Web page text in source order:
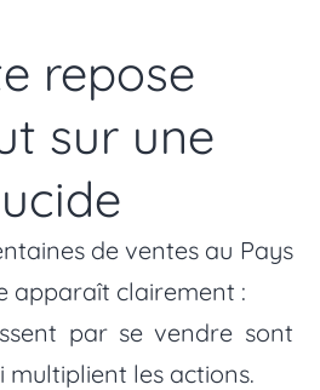
repose
sur une
de ventes au Pays
apparaît clairement :
par se vendre sont
multiplient les actions.